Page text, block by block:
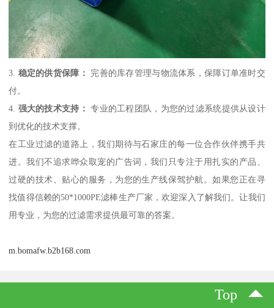
3. 稳定的供货保障：
完善的库存管理与物流体系，保障订单准时交
付。
4. 强大的技术支持： 专业的工程团队，为您的过滤系统提供从设计
到优化的技术支撑。
在工业过滤的道路上，我们期待与石家庄的每一位合作伙伴携手共
进。我们不追求哗众取宠的广告词，我们只专注于用扎实的产品、
过硬的技术、贴心的服务，为您的生产线保驾护航。如果您正在寻
找值得信赖的50*1000PE滤棒生产厂家，欢迎深入了解我们。让我们
用专业，为您的过滤需求提供最可靠的答案。
m.bomafw.b2b168.com
Top